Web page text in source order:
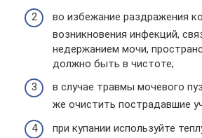
во избежание раздражения
возникновения инфекций,
недержанием мочи,
должно быть в чистоте;
в случае травмы мочевого
же очистить пострадавшие
при купании используйте